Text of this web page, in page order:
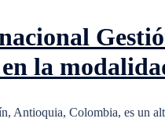
la
Antioquia, Colombia, es un